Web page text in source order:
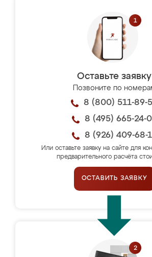
Оставьте заявку
Позвоните по
8 (800) 511-89-
8 (495) 665-24-
8 (926) 409-68-
Или оставьте заявку на сайте для
предварительного расчёта
ОСТАВИТЬ ЗАЯВКУ